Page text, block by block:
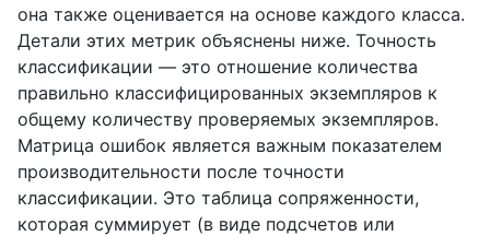
она также оценивается на основе каждого класса.
Детали этих метрик объяснены ниже. Точность
классификации — это отношение количества
правильно классифицированных экземпляров к
общему количеству проверяемых экземпляров.
Матрица ошибок является важным показателем
производительности после точности
классификации. Это таблица сопряженности,
которая суммирует (в виде подсчетов или